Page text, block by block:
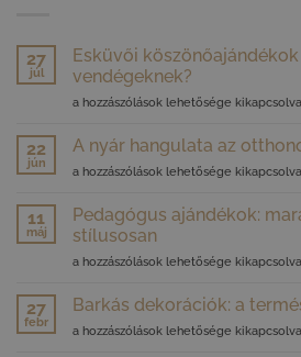
27
júl
Esküvői
vendégeknek?
Esküvői
–
mit
adjunk
vendégeknek?
bejegyzéshez
a hozzászólások lehetősége kikapcsolva
22
jún
A nyár hangulata az
A
hangulata
az
otthonodban
bejegyzéshez
a hozzászólások lehetősége kikapcsolva
11
máj
Pedagógus ajándékok:
stílusosan
Pedagógus
maradandó
emlékek
stílusosan
a hozzászólások lehetősége kikapcsolva
27
febr
Barkás dekorációk: a
Barkás
a hozzászólások lehetősége kikapcsolva